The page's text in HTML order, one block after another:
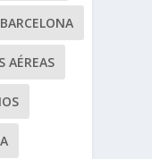
BARCELONA
AÉREAS